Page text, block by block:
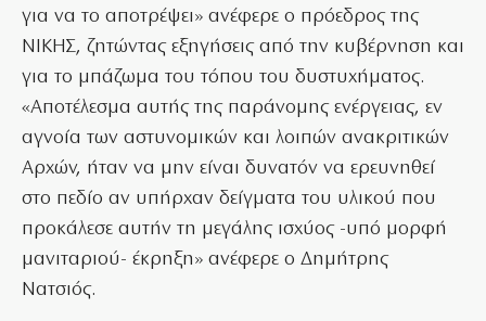
για να το αποτρέψει» ανέφερε ο πρόεδρος της
ΝΙΚΗΣ, ζητώντας εξηγήσεις από την κυβέρνηση και
για το μπάζωμα του τόπου του δυστυχήματος.
«Αποτέλεσμα αυτής της παράνομης ενέργειας, εν
αγνοία των αστυνομικών και λοιπών ανακριτικών
Αρχών, ήταν να μην είναι δυνατόν να ερευνηθεί
στο πεδίο αν υπήρχαν δείγματα του υλικού που
προκάλεσε αυτήν τη μεγάλης ισχύος -υπό μορφή
μανιταριού- έκρηξη» ανέφερε ο Δημήτρης
Νατσιός.